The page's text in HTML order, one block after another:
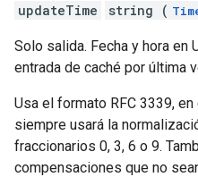
updateTime string (
Solo salida. Fecha y hora en
entrada de caché por última
Usa el formato RFC 3339,
siempre usará la
fraccionarios 0, 3, 6 o 9.
compensaciones que no